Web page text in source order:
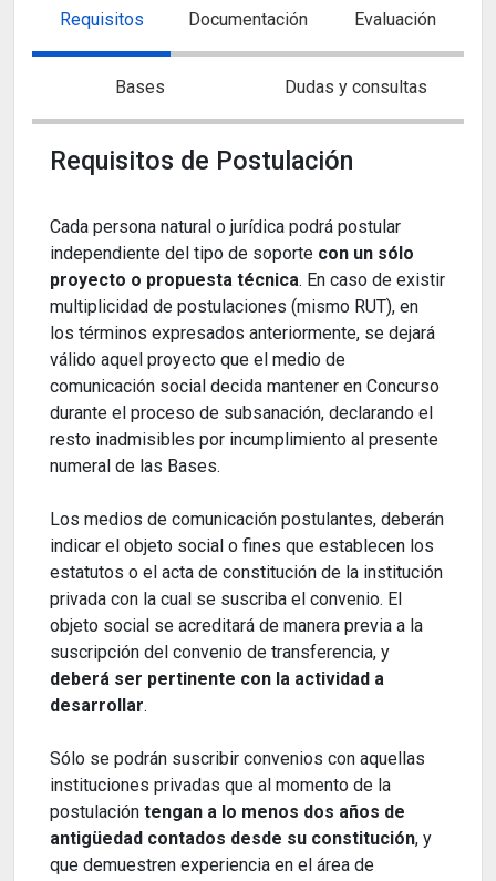
Requisitos Documentación Evaluación
Bases Dudas y consultas
Requisitos de Postulación
Cada persona natural o jurídica podrá postular
independiente del tipo de soporte con un sólo
proyecto o propuesta técnica. En caso de existir
multiplicidad de postulaciones (mismo RUT), en
los términos expresados anteriormente, se dejará
válido aquel proyecto que el medio de
comunicación social decida mantener en Concurso
durante el proceso de subsanación, declarando el
resto inadmisibles por incumplimiento al presente
numeral de las Bases.
Los medios de comunicación postulantes, deberán
indicar el objeto social o fines que establecen los
estatutos o el acta de constitución de la institución
privada con la cual se suscriba el convenio. El
objeto social se acreditará de manera previa a la
suscripción del convenio de transferencia, y
deberá ser pertinente con la actividad a
desarrollar.
Sólo se podrán suscribir convenios con aquellas
instituciones privadas que al momento de la
postulación tengan a lo menos dos años de
antigüedad contados desde su constitución, y
que demuestren experiencia en el área de